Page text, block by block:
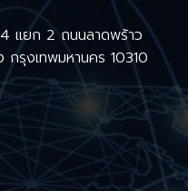
แยก 2 ถนนลาดพร้าว
รุงเทพมหานคร 10310